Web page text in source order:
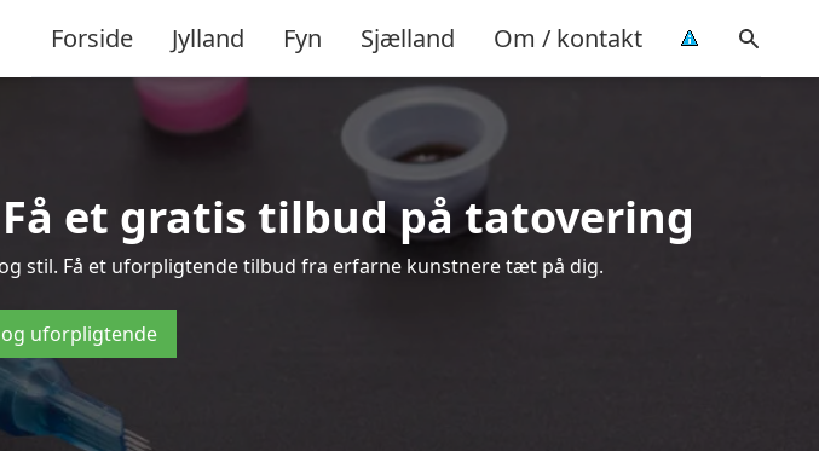
Forside Jylland Fyn Sjælland Om / kontakt
et gratis tilbud på tatovering
stil. Få et uforpligtende tilbud fra erfarne kunstnere tæt på dig.
uforpligtende